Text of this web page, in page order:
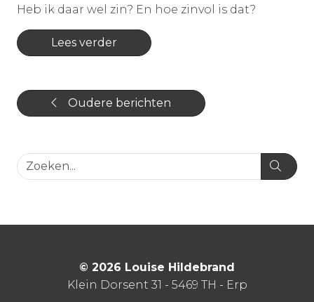
Heb ik daar wel zin? En hoe zinvol is dat?
Lees verder
Oudere berichten
© 2026 Louise Hildebrand
Klein Dorsent 31 - 5469 TH - Erp